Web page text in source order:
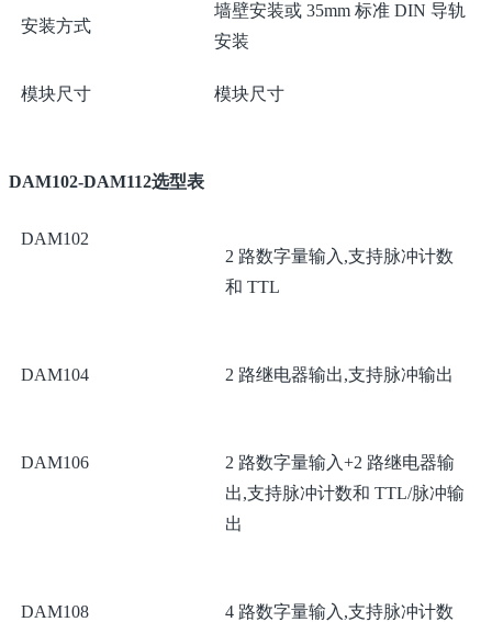
安装方式
墙壁安装或 35mm 标准 DIN 导轨
安装
模块尺寸 模块尺寸
DAM102-DAM112选型表
DAM102
2 路数字量输入,支持脉冲计数
和 TTL
DAM104 2 路继电器输出,支持脉冲输出
DAM106
2 路数字量输入+2 路继电器输
出,支持脉冲计数和 TTL/脉冲输
出
DAM108
4 路数字量输入,支持脉冲计数